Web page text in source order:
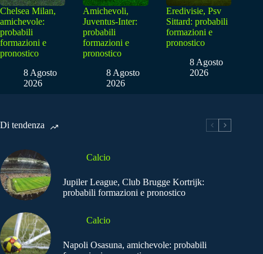
Chelsea Milan,
amichevole:
probabili
formazioni e
pronostico
8 Agosto
2026
Amichevoli,
Juventus-Inter:
probabili
formazioni e
pronostico
8 Agosto
2026
Eredivisie, Psv
Sittard: probabili
formazioni e
pronostico
8 Agosto
2026
Di tendenza
Calcio
Jupiler League, Club Brugge Kortrijk:
probabili formazioni e pronostico
Calcio
Napoli Osasuna, amichevole: probabili